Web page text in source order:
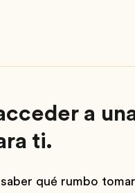
a
ti.
qué rumbo